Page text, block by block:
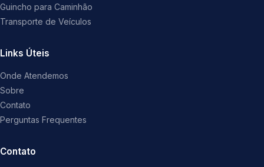
Guincho para Caminhão
Transporte de Veículos
Links Úteis
Onde Atendemos
Sobre
Contato
Perguntas Frequentes
Contato